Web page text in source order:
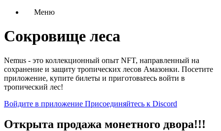
Меню
Сокровище леса
Nemus - это коллекционный опыт NFT, направленный на
сохранение и защиту тропических лесов Амазонки. Посетите
приложение, купите билеты и приготовьтесь войти в
тропический лес!
Войдите в приложение Присоединяйтесь к Discord
Открыта продажа монетного двора!!!